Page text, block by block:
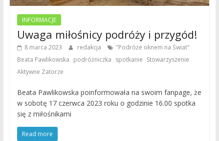
INFORMACJE
Uwaga miłośnicy podróży i przygód!
8 marca 2023 redakcja "Podróże oknem na Świat"
Beata Pawlikowska podróżniczka spotkanie Stowarzyszenie
Aktywne Zatorze
Beata Pawlikowska poinformowała na swoim fanpage, że
w sobotę 17 czerwca 2023 roku o godzinie 16.00 spotka
się z miłośnikami
Read more